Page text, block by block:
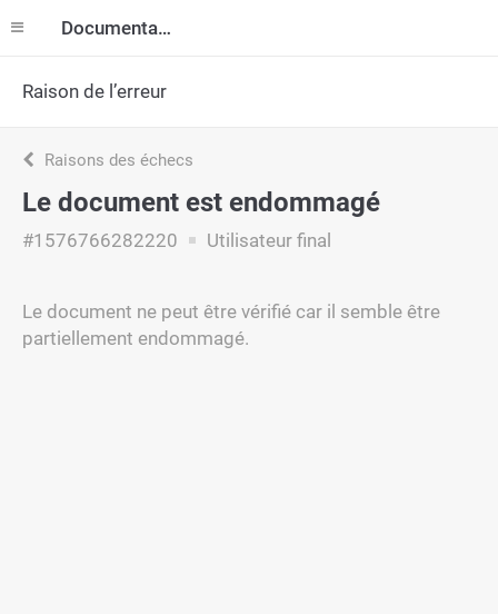
Documentation
Raison de l’erreur
Raisons des échecs
Le document est endommagé
#1576766282220 Utilisateur final
Le document ne peut être vérifié car il semble être
partiellement endommagé.